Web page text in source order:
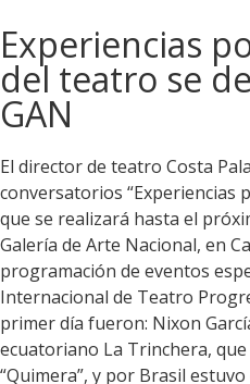
Experiencias
del teatro se
GAN
El director de teatro Costa
conversatorios “Experiencias
que se realizará hasta el
Galería de Arte Nacional, en
programación de eventos
Internacional de Teatro
primer día fueron: Nixon
ecuatoriano La Trinchera,
“Quimera”, y por Brasil